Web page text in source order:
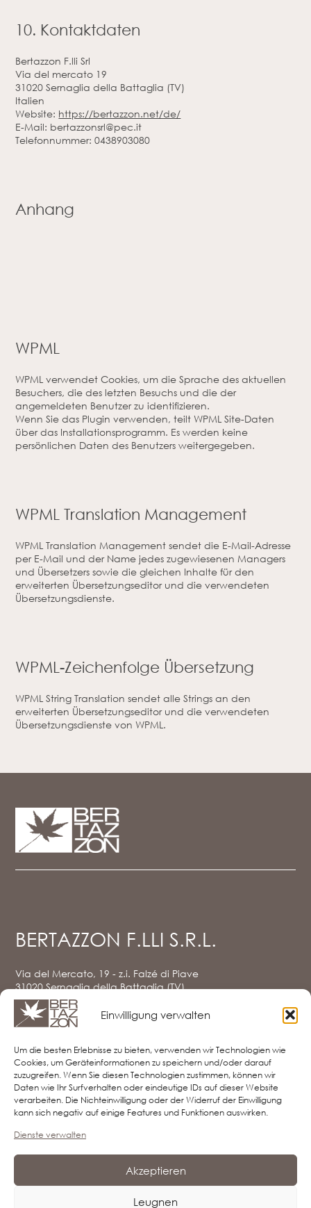
Einwilligung verwalten
Um die besten Erlebnisse zu bieten, verwenden wir Technologien wie
Cookies, um Geräteinformationen zu speichern und/oder darauf
zuzugreifen. Wenn Sie diesen Technologien zustimmen, können wir
Daten wie Ihr Surfverhalten oder eindeutige IDs auf dieser Website
verarbeiten. Die Nichteinwilligung oder der Widerruf der Einwilligung
kann sich negativ auf einige Features und Funktionen auswirken.
Dienste verwalten
Akzeptieren
Leugnen
10. Kontaktdaten
Bertazzon F.lli Srl
Via del mercato 19
31020 Sernaglia della Battaglia (TV)
Italien
Website: https://bertazzon.net/de/
E-Mail: bertazzonsrl@pec.it
Telefonnummer: 0438903080
Anhang
WPML
WPML verwendet Cookies, um die Sprache des aktuellen
Besuchers, die des letzten Besuchs und die der
angemeldeten Benutzer zu identifizieren.
Wenn Sie das Plugin verwenden, teilt WPML Site-Daten
über das Installationsprogramm. Es werden keine
persönlichen Daten des Benutzers weitergegeben.
WPML Translation Management
WPML Translation Management sendet die E-Mail-Adresse
per E-Mail und der Name jedes zugewiesenen Managers
und Übersetzers sowie die gleichen Inhalte für den
erweiterten Übersetzungseditor und die verwendeten
Übersetzungsdienste.
WPML-Zeichenfolge Übersetzung
WPML String Translation sendet alle Strings an den
erweiterten Übersetzungseditor und die verwendeten
Übersetzungsdienste von WPML.
BERTAZZON F.LLI S.R.L.
Via del Mercato, 19 - z.i. Falzé di Piave
31020 Sernaglia della Battaglia (TV)
Tel. e Fax0438.903080
info@bertazzon.net
Cookie Policy
Haftungsausschluss
Imprint